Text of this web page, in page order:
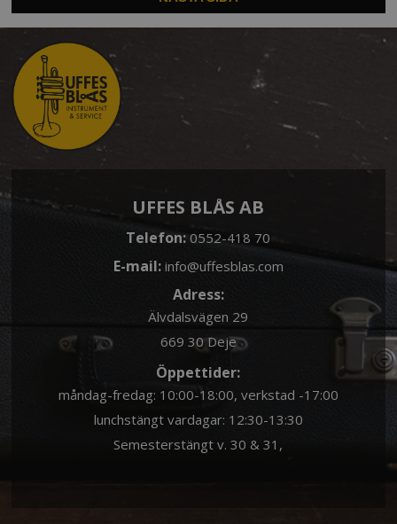
UFFES BLÅS AB
Telefon:0552-418 70
E-mail: info@uffesblas.com
Adress:
Älvdalsvägen 29
669 30 Deje
Öppettider:
måndag-fredag: 10:00-18:00, verkstad -17:00
lunchstängt vardagar: 12:30-13:30
Semesterstängt v. 30 & 31,